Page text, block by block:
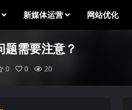
新媒体运营 网站优化
需要注意？
0 0 20